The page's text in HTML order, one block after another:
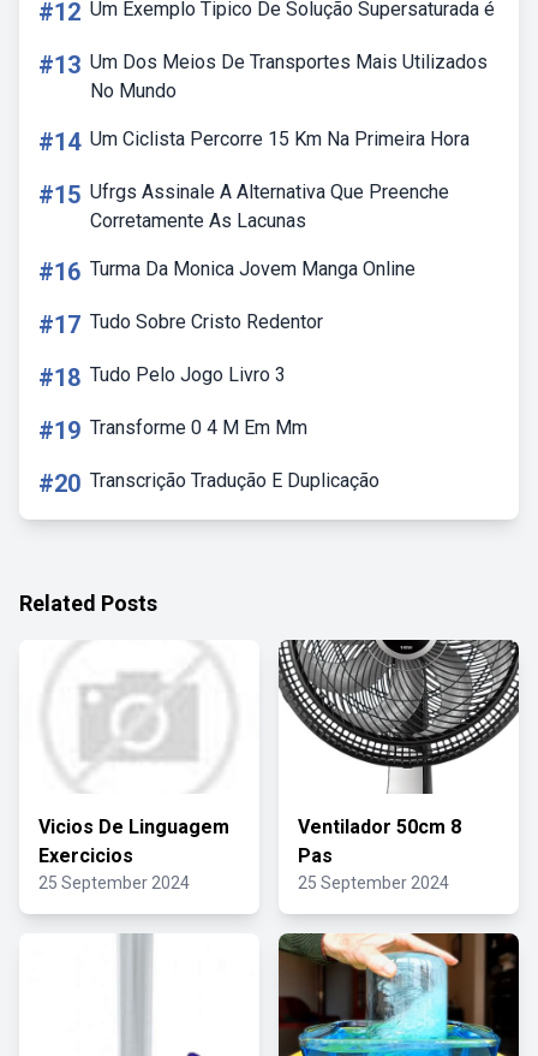
#12 Um Exemplo Tipico De Solução Supersaturada é
#13 Um Dos Meios De Transportes Mais Utilizados
No Mundo
#14 Um Ciclista Percorre 15 Km Na Primeira Hora
#15 Ufrgs Assinale A Alternativa Que Preenche
Corretamente As Lacunas
#16 Turma Da Monica Jovem Manga Online
#17 Tudo Sobre Cristo Redentor
#18 Tudo Pelo Jogo Livro 3
#19 Transforme 0 4 M Em Mm
#20 Transcrição Tradução E Duplicação
Related Posts
Vicios De Linguagem
Exercicios
25 September 2024
Ventilador 50cm 8
Pas
25 September 2024